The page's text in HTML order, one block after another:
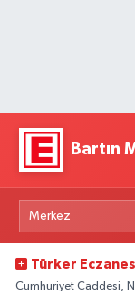
Bartın
Türker
Cumhuriyet Caddesi,